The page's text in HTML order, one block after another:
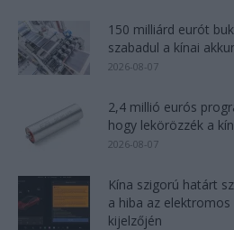
150 milliárd eurót
szabadul a kínai
2026-08-07
2,4 millió eurós
hogy lekörözzék a
2026-08-07
Kína szigorú határt
a hiba az
kijelzőjén